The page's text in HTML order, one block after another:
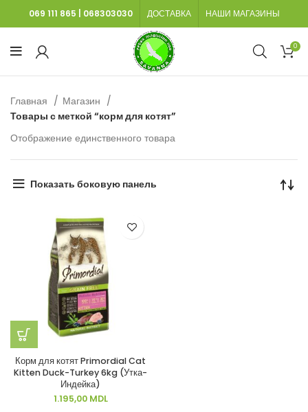
069 111 865 068303030 ДОСТАВКА НАШИ МАГАЗИНЫ
0
Главная
Магазин
Товары с меткой “корм для котят”
Отображение единственного товара
Показать боковую панель
Корм для котят Primordial Cat
Kitten Duck-Turkey 6kg (Утка-
Индейка)
1.195,00 MDL